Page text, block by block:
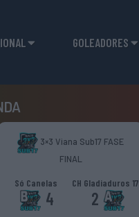
GOLEADORES
3×3 Viana Sub17 FASE
FINAL
Só Canelas
4
CH Gladiaduros 17
2